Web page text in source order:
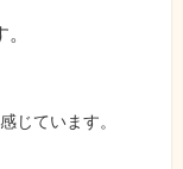
じています。